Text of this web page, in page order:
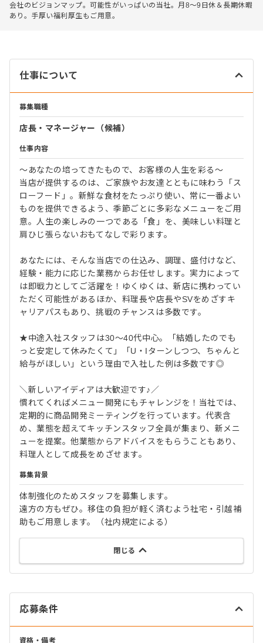
会社のビジョンマップ。可能性がいっぱいの当社。月8～9日休＆長期休暇
あり。手厚い福利厚生もご用意。
仕事について
募集職種
店長・マネージャー（候補）
仕事内容
～あなたの培ってきたもので、お客様の人生を彩る～
当店が提供するのは、ご家族やお友達とともに味わう「ス
ローフード」。新鮮な食材をたっぷり使い、常に一番よい
ものを提供できるよう、季節ごとに多彩なメニューをご用
意。人生の楽しみの一つである「食」を、美味しい料理と
肩ひじ張らないおもてなしで彩ります。
あなたには、そんな当店での仕込み、調理、盛付けなど、
経験・能力に応じた業務からお任せします。実力によって
は即戦力としてご活躍を！ゆくゆくは、新店に携わってい
ただく可能性があるほか、料理長や店長やSVをめざすキ
ャリアパスもあり、挑戦のチャンスは多数です。
★中途入社スタッフは30～40代中心。「結婚したのでも
っと安定して休みたくて」「U・Iターンしつつ、ちゃんと
給与がほしい」という理由で入社した例は多数です◎
＼新しいアイディアは大歓迎です♪／
慣れてくればメニュー開発にもチャレンジを！当社では、
定期的に商品開発ミーティングを行っています。代表含
め、業態を超えてキッチンスタッフ全員が集まり、新メニ
ューを提案。他業態からアドバイスをもらうこともあり、
料理人として成長をめざせます。
募集背景
体制強化のためスタッフを募集します。
遠方の方もぜひ。移住の負担が軽く済むよう社宅・引越補
助もご用意します。（社内規定による）
閉じる
応募条件
資格・備考